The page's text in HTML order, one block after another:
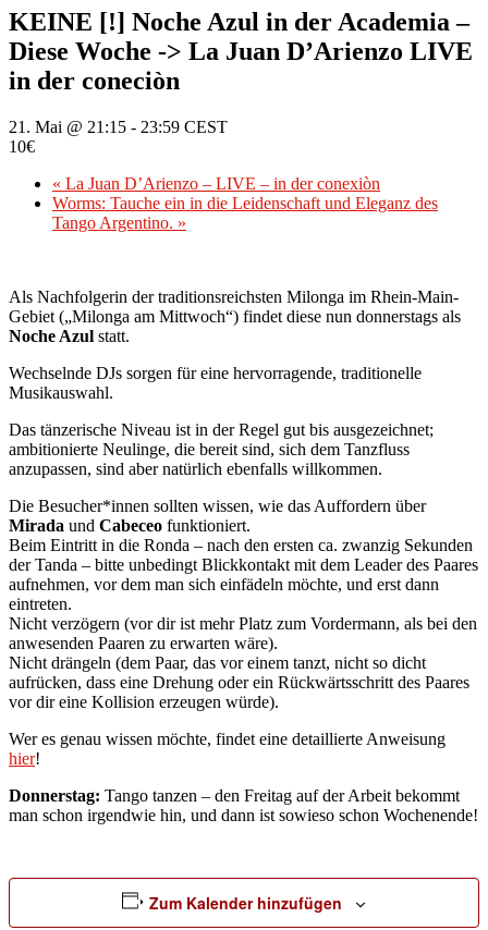
KEINE [!] Noche Azul in der Academia –
Diese Woche -> La Juan D’Arienzo LIVE
in der coneciòn
21. Mai @ 21:15 - 23:59 CEST
10€
« La Juan D’Arienzo – LIVE – in der conexiòn
Worms: Tauche ein in die Leidenschaft und Eleganz des
Tango Argentino. »
Als Nachfolgerin der traditionsreichsten Milonga im Rhein-Main-
Gebiet („Milonga am Mittwoch“) findet diese nun donnerstags als
Noche Azul statt.
Wechselnde DJs sorgen für eine hervorragende, traditionelle
Musikauswahl.
Das tänzerische Niveau ist in der Regel gut bis ausgezeichnet;
ambitionierte Neulinge, die bereit sind, sich dem Tanzfluss
anzupassen, sind aber natürlich ebenfalls willkommen.
Die Besucher*innen sollten wissen, wie das Auffordern über
Mirada und Cabeceo funktioniert.
Beim Eintritt in die Ronda – nach den ersten ca. zwanzig Sekunden
der Tanda – bitte unbedingt Blickkontakt mit dem Leader des Paares
aufnehmen, vor dem man sich einfädeln möchte, und erst dann
eintreten.
Nicht verzögern (vor dir ist mehr Platz zum Vordermann, als bei den
anwesenden Paaren zu erwarten wäre).
Nicht drängeln (dem Paar, das vor einem tanzt, nicht so dicht
aufrücken, dass eine Drehung oder ein Rückwärtsschritt des Paares
vor dir eine Kollision erzeugen würde).
Wer es genau wissen möchte, findet eine detaillierte Anweisung
hier!
Donnerstag: Tango tanzen – den Freitag auf der Arbeit bekommt
man schon irgendwie hin, und dann ist sowieso schon Wochenende!
Zum Kalender hinzufügen